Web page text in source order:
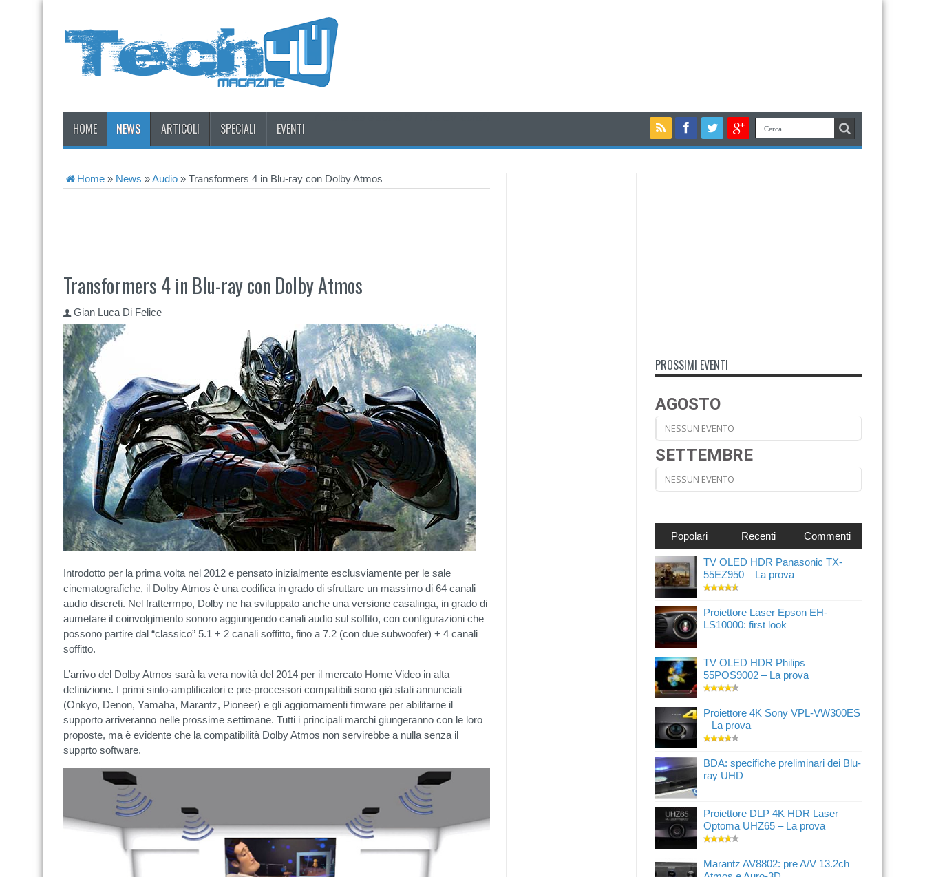
HOME NEWS ARTICOLI SPECIALI EVENTI
Home » News »Audio » Transformers 4 in Blu-ray con Dolby Atmos
Transformers 4 in Blu-ray con Dolby Atmos
Gian Luca Di Felice
Introdotto per la prima volta nel 2012 e pensato inizialmente esclusviamente per le sale
cinematografiche, il Dolby Atmos è una codifica in grado di sfruttare un massimo di 64 canali
audio discreti. Nel frattermpo, Dolby ne ha sviluppato anche una versione casalinga, in grado di
aumetare il coinvolgimento sonoro aggiungendo canali audio sul soffito, con configurazioni che
possono partire dal “classico” 5.1 + 2 canali soffitto, fino a 7.2 (con due subwoofer) + 4 canali
soffitto.
L’arrivo del Dolby Atmos sarà la vera novità del 2014 per il mercato Home Video in alta
definizione. I primi sinto-amplificatori e pre-processori compatibili sono già stati annunciati
(Onkyo, Denon, Yamaha, Marantz, Pioneer) e gli aggiornamenti fimware per abilitarne il
supporto arriveranno nelle prossime settimane. Tutti i principali marchi giungeranno con le loro
proposte, ma è evidente che la compatibilità Dolby Atmos non servirebbe a nulla senza il
supprto software.
PROSSIMI EVENTI
AGOSTO
NESSUN EVENTO
SETTEMBRE
NESSUN EVENTO
Popolari Recenti Commenti
TV OLED HDR Panasonic TX-
55EZ950 – La prova
Proiettore Laser Epson EH-
LS10000: first look
TV OLED HDR Philips
55POS9002 – La prova
Proiettore 4K Sony VPL-VW300ES
– La prova
BDA: specifiche preliminari dei Blu-
ray UHD
Proiettore DLP 4K HDR Laser
Optoma UHZ65 – La prova
Marantz AV8802: pre A/V 13.2ch